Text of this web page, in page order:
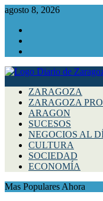
agosto 8, 2026
ZARAGOZA
ZARAGOZA
ARAGON
SUCESOS
NEGOCIOS AL
CULTURA
SOCIEDAD
ECONOMÍA
Mas Populares Ahora